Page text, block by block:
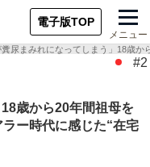
電子版TOP
メニュー
糞尿まみれになってしまう」18歳
#2
歳から20年間祖母を
ー時代に感じた“在宅